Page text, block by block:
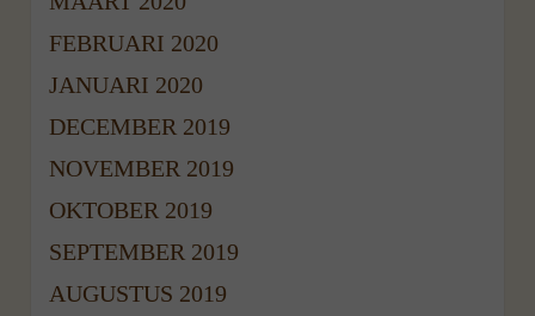
FEBRUARI 2020
JANUARI 2020
DECEMBER 2019
NOVEMBER 2019
OKTOBER 2019
SEPTEMBER 2019
AUGUSTUS 2019